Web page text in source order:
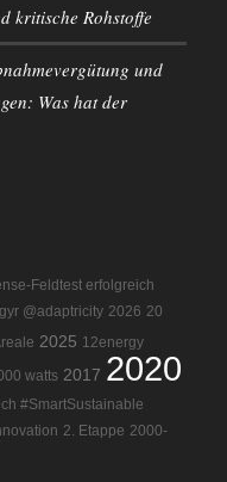
kritische Rohstoffe
und
Was hat der
Feldtest erfolgreich
@adaptricity 2026 20
2025 12energy
watts 2017 2020
#SmartSustainable
2. Etappe 2000-